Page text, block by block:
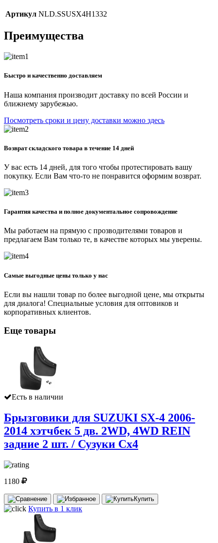
Артикул NLD.SSUSX4H1332
Преимущества
Быстро и качественно доставляем
Наша компания производит доставку по всей России и
ближнему зарубежью.
Посмотреть сроки и цену доставки можно здесь
Возврат складского товара в течение 14 дней
У вас есть 14 дней, для того чтобы протестировать вашу
покупку. Если Вам что-то не понравится оформим возврат.
Гарантия качества и полное документальное сопровождение
Мы работаем на прямую с прозводителями товаров и
предлагаем Вам только те, в качестве которых мы уверены.
Самые выгодные цены только у нас
Если вы нашли товар по более выгодной цене, мы открыты
для диалога! Специальные условия для оптовиков и
корпоративных клиентов.
Еще товары
Есть в наличии
Брызговики для SUZUKI SX-4 2006-
2014 хэтчбек 5 дв. 2WD, 4WD REIN
задние 2 шт. / Сузуки Сх4
1180
Купить
Купить в 1 клик